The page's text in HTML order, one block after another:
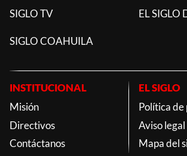
SIGLO TV EL SIGLO
SIGLO COAHUILA
INSTITUCIONAL
Misión
Directivos
Contáctanos
EL SIGLO
Política
Aviso legal
Mapa del